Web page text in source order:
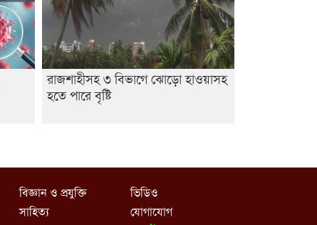
রাজশাহীসহ ৩ বিভাগে ঝোড়ো হাওয়াসহ
হতে পারে বৃষ্টি
বিজ্ঞান ও প্রযুক্তি
সাহিত্য
ভিডিও
যোগাযোগ